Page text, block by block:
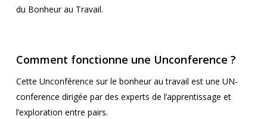
du Bonheur au Travail.
Comment fonctionne une Unconference ?
Cette Unconférence sur le bonheur au travail est une UN-
conference dirigée par des experts de l’apprentissage et
l’exploration entre pairs.